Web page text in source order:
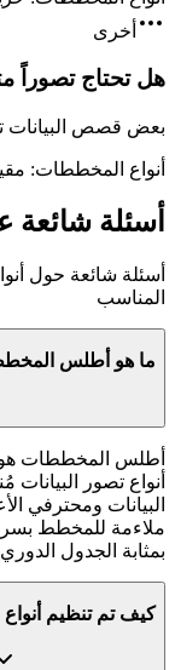
أخرى
هل تحتاج تصوراً
بعض قصص البيانات
أنواع المخططات:
أسئلة
أسئلة شائعة حول
المناسب
ما هو أطلس
البيانات ومحترفي
ملاءمة للمخطط
بمثابة الجدول
كيف تم تنظيم أنواع